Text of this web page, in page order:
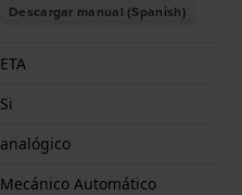
Descargar manual (Spanish)
ETA
Si
analógico
Mecánico Automático